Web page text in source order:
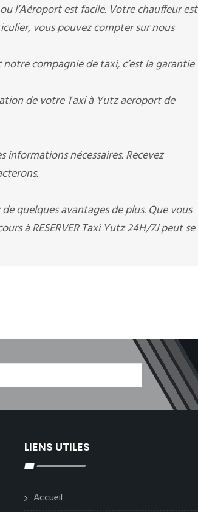
l’Aéroport est facile. Votre chauffeur est
vous pouvez compter sur nous
compagnie de taxi, c’est la garantie
de votre Taxi à Yutz aeroport de
nécessaires. Recevez
quelques avantages de plus. Que vous
à RESERVER Taxi Yutz 24H/7J peut se
LIENS UTILES
Accueil